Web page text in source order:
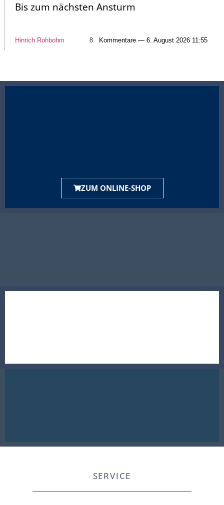
Bis zum nächsten Ansturm
Hinrich Rohbohm 8 Kommentare — 6. August 2026 11:55
ZUM ONLINE-SHOP
SERVICE